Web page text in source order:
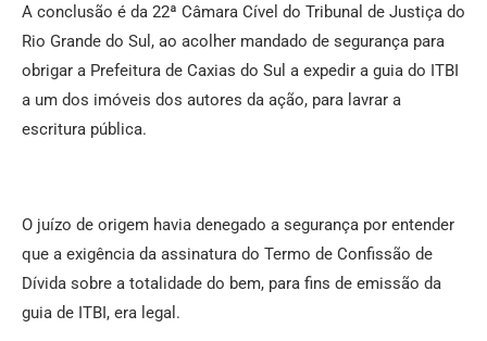
A conclusão é da 22ª Câmara Cível do Tribunal de Justiça do
Rio Grande do Sul, ao acolher mandado de segurança para
obrigar a Prefeitura de Caxias do Sul a expedir a guia do ITBI
a um dos imóveis dos autores da ação, para lavrar a
escritura pública.
O juízo de origem havia denegado a segurança por entender
que a exigência da assinatura do Termo de Confissão de
Dívida sobre a totalidade do bem, para fins de emissão da
guia de ITBI, era legal.